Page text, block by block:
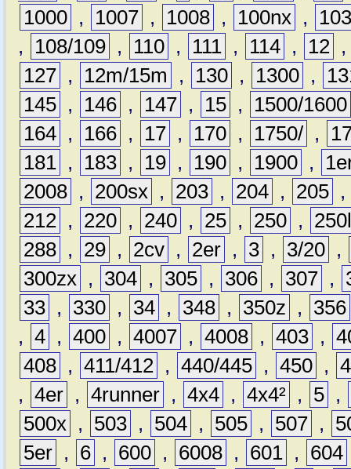
1000 , 1007 , 1008 , 100nx ,
,
108/109 , 110 , 111 , 114 , 12
127 , 12m/15m , 130 , 1300 ,
145 , 146 , 147 , 15 ,
1500/1600
164 , 166 , 17 , 170 , 1750/ ,
181 , 183 , 19 , 190 , 1900 ,
2008 , 200sx , 203 , 204 , 205 ,
212 , 220 , 240 , 25 , 250 ,
288 , 29 , 2cv , 2er , 3 , 3/20 ,
300zx , 304 , 305 , 306 , 307 ,
33 , 330 , 34 , 348 , 350z ,
356
, 4 , 400 , 4007 , 4008 , 403 ,
408 , 411/412 , 440/445 , 450 ,
, 4er , 4runner , 4x4 , 4x4² , 5 ,
500x , 503 , 504 , 505 , 507 ,
5er , 6 , 600 , 6008 , 601 , 604